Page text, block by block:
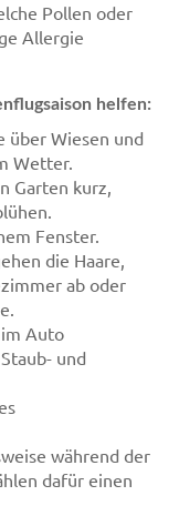
Pollen oder
Allergie
helfen:
über Wiesen und
Wetter.
Garten kurz,
Fenster.
die Haare,
ab oder
Auto
und
während der
dafür einen